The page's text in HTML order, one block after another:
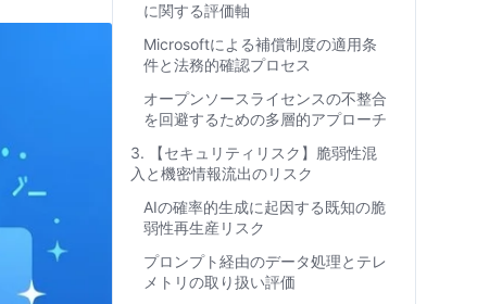
に関する評価軸
Microsoftによる補償制度の適用条
件と法務的確認プロセス
オープンソースライセンスの不整合
を回避するための多層的アプローチ
3. 【セキュリティリスク】脆弱性混
入と機密情報流出のリスク
AIの確率的生成に起因する既知の脆
弱性再生産リスク
プロンプト経由のデータ処理とテレ
メトリの取り扱い評価